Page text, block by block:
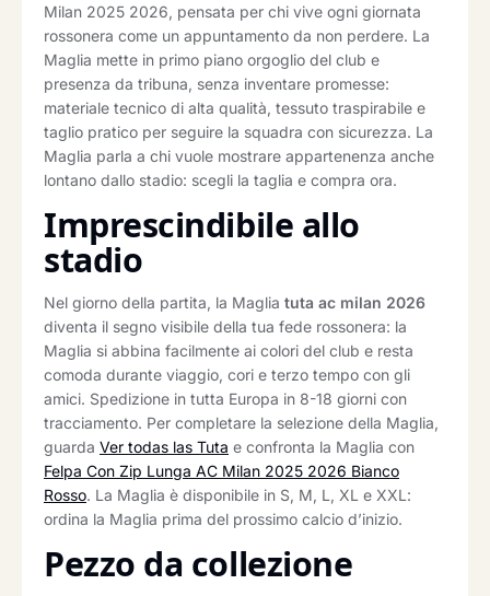
Milan 2025 2026, pensata per chi vive ogni giornata
rossonera come un appuntamento da non perdere. La
Maglia mette in primo piano orgoglio del club e
presenza da tribuna, senza inventare promesse:
materiale tecnico di alta qualità, tessuto traspirabile e
taglio pratico per seguire la squadra con sicurezza. La
Maglia parla a chi vuole mostrare appartenenza anche
lontano dallo stadio: scegli la taglia e compra ora.
Imprescindibile allo
stadio
Nel giorno della partita, la Maglia tuta ac milan 2026
diventa il segno visibile della tua fede rossonera: la
Maglia si abbina facilmente ai colori del club e resta
comoda durante viaggio, cori e terzo tempo con gli
amici. Spedizione in tutta Europa in 8-18 giorni con
tracciamento. Per completare la selezione della Maglia,
guarda Ver todas las Tuta e confronta la Maglia con
Felpa Con Zip Lunga AC Milan 2025 2026 Bianco
Rosso. La Maglia è disponibile in S, M, L, XL e XXL:
ordina la Maglia prima del prossimo calcio d’inizio.
Pezzo da collezione